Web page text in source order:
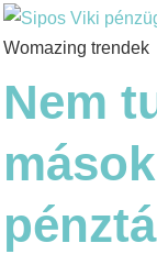
Womazing trendek
Nem
mások